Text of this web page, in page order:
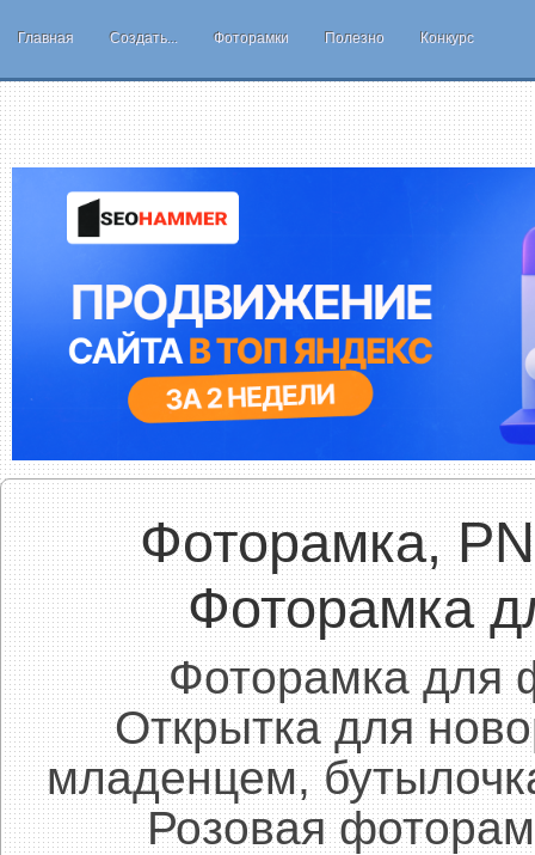
Главная Создать... Фоторамки Полезно Конкурс
Фоторамка,
Фоторамка
Фоторамка для
Открытка для
младенцем,
Розовая